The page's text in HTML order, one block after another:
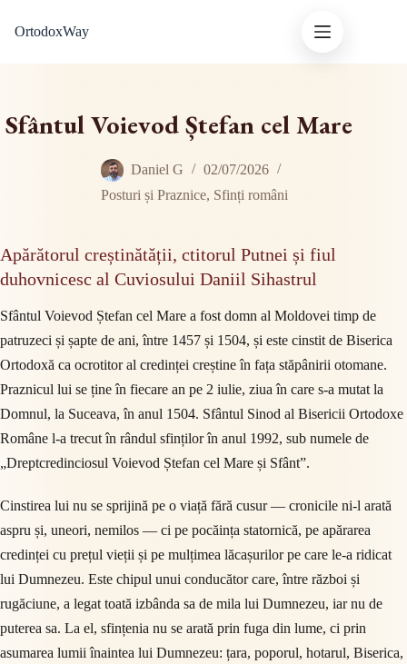
OrtodoxWay
Sfântul Voievod Ștefan cel Mare
Daniel G
02/07/2026
Posturi și Praznice, Sfinți români
Apărătorul creștinătății, ctitorul Putnei și fiul
duhovnicesc al Cuviosului Daniil Sihastrul
Sfântul Voievod Ștefan cel Mare a fost domn al Moldovei timp de
patruzeci și șapte de ani, între 1457 și 1504, și este cinstit de Biserica
Ortodoxă ca ocrotitor al credinței creștine în fața stăpânirii otomane.
Praznicul lui se ține în fiecare an pe 2 iulie, ziua în care s-a mutat la
Domnul, la Suceava, în anul 1504. Sfântul Sinod al Bisericii Ortodoxe
Române l-a trecut în rândul sfinților în anul 1992, sub numele de
„Dreptcredinciosul Voievod Ștefan cel Mare și Sfânt”.
Cinstirea lui nu se sprijină pe o viață fără cusur — cronicile ni-l arată
aspru și, uneori, nemilos — ci pe pocăința statornică, pe apărarea
credinței cu prețul vieții și pe mulțimea lăcașurilor pe care le-a ridicat
lui Dumnezeu. Este chipul unui conducător care, între război și
rugăciune, a legat toată izbânda sa de mila lui Dumnezeu, iar nu de
puterea sa. La el, sfințenia nu se arată prin fuga din lume, ci prin
asumarea lumii înaintea lui Dumnezeu: țara, poporul, hotarul, Biserica,